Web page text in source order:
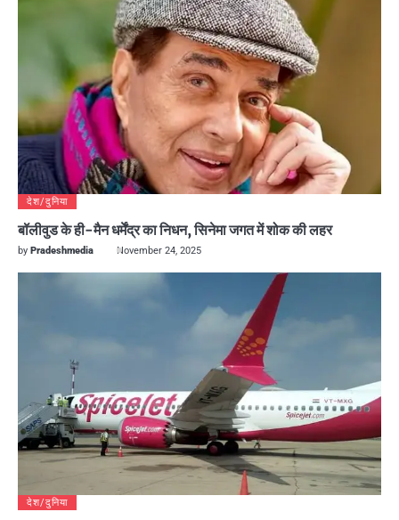
देश/दुनिया
बॉलीवुड के ही-मैन धर्मेंद्र का निधन, सिनेमा जगत में शोक की लहर
by Pradeshmedia November 24, 2025
देश/दुनिया